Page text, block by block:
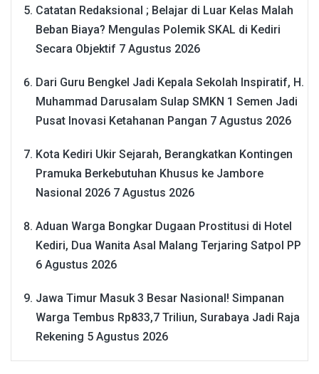
Catatan Redaksional ; Belajar di Luar Kelas Malah
Beban Biaya? Mengulas Polemik SKAL di Kediri
Secara Objektif 7 Agustus 2026
Dari Guru Bengkel Jadi Kepala Sekolah Inspiratif, H.
Muhammad Darusalam Sulap SMKN 1 Semen Jadi
Pusat Inovasi Ketahanan Pangan 7 Agustus 2026
Kota Kediri Ukir Sejarah, Berangkatkan Kontingen
Pramuka Berkebutuhan Khusus ke Jambore
Nasional 2026 7 Agustus 2026
Aduan Warga Bongkar Dugaan Prostitusi di Hotel
Kediri, Dua Wanita Asal Malang Terjaring Satpol PP
6 Agustus 2026
Jawa Timur Masuk 3 Besar Nasional! Simpanan
Warga Tembus Rp833,7 Triliun, Surabaya Jadi Raja
Rekening 5 Agustus 2026